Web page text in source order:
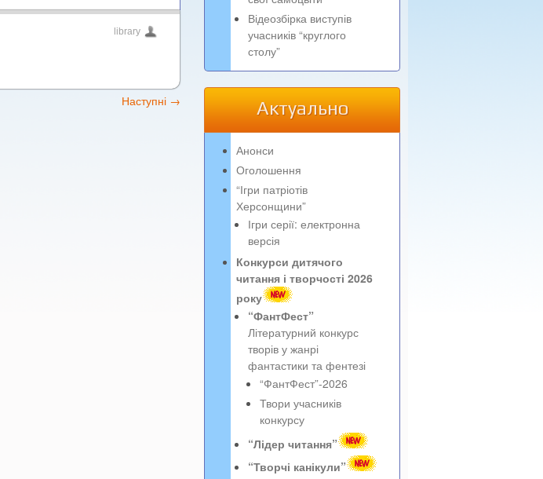
library
Наступні →
Відеозбірка виступів
учасників “круглого
столу”
Актуально
Анонси
Оголошення
“Ігри патріотів
Херсонщини”
Ігри серії: електронна
версія
Конкурси дитячого
читання і творчості 2026
року
“ФантФест”
Літературний конкурс
творів у жанрі
фантастики та фентезі
“ФантФест”-2026
Твори учасників
конкурсу
“Лідер читання”
“Творчі канікули”